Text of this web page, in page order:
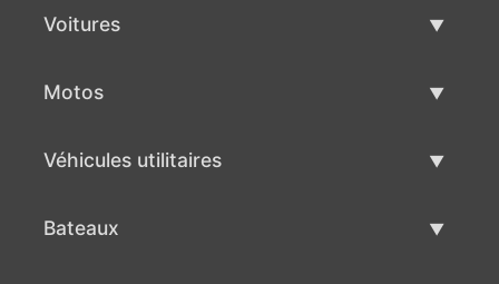
Voitures
Motos
Véhicules utilitaires
Bateaux